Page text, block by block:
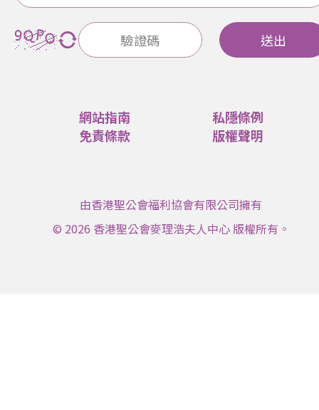
送出
網站指南
私隱條例
免責條款
版權聲明
由香港聖公會福利協會有限公司擁有
© 2026 香港聖公會麥理浩夫人中心 版權所有。